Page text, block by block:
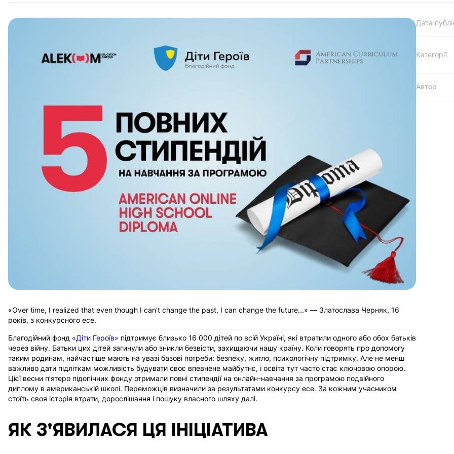
«Over time, I realized that even though I can't change the past, I can change the future...» — Златослава Черняк, 16
років, з конкурсного есе.
Благодійний фонд «Діти Героїв» підтримує близько 16 000 дітей по всій Україні, які втратили одного або обох батьків
через війну. Батьки цих дітей загинули або зникли безвісти, захищаючи нашу країну. Коли говорять про допомогу
таким родинам, найчастіше мають на увазі базові потреби: безпеку, житло, психологічну підтримку. Але не менш
важливо дати підліткам можливість будувати своє впевнене майбутнє, і освіта тут часто стає ключовою опорою.
Цієї весни п’ятеро підопічних фонду отримали повні стипендії на онлайн-навчання за програмою подвійного
диплому в американській школі. Переможців визначили за результатами конкурсу есе. За кожним учасником
стоїть своя історія втрати, дорослішання і пошуку власного шляху далі.
ЯК З'ЯВИЛАСЯ ЦЯ ІНІЦІАТИВА
Дата
Категорії
Автор